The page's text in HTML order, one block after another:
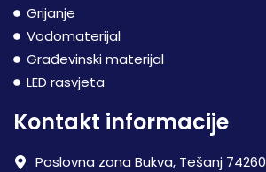
Grijanje
Vodomaterijal
Građevinski materijal
LED rasvjeta
Kontakt informacije
Poslovna zona Bukva, Tešanj 74260